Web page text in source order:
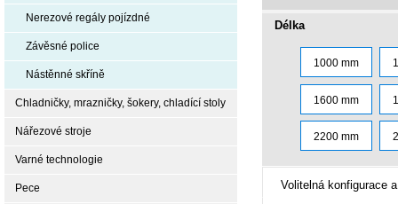
Délka
1000 mm
1600 mm
2200 mm
Volitelná konfigurace
Nerezové regály pojízdné
Závěsné police
Nástěnné skříně
Chladničky, mrazničky, šokery, chladící stoly
Nářezové stroje
Varné technologie
Pece